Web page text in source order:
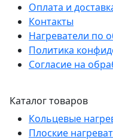
Оплата и
Контакты
Нагреватели по
Политика
Согласие на
Каталог товаров
Кольцевые
Плоские